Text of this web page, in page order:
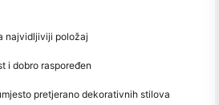
najvidljiviji položaj
i dobro raspoređen
pretjerano dekorativnih stilova